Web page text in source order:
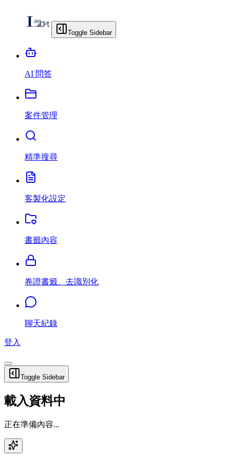
Toggle Sidebar
AI 問答
案件管理
精準搜尋
客製化設定
書籤內容
卷證書籤、去識別化
聊天紀錄
登入
Toggle Sidebar
載入資料中
正在準備內容...